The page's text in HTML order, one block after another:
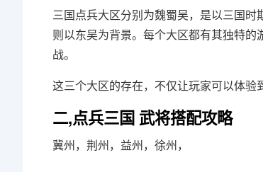
三国点兵大区分别为魏蜀吴，是以三国
则以东吴为背景。每个大区都有其独特
战。
这三个大区的存在，不仅让玩家可以体验
二,点兵三国 武将搭配攻略
冀州，荆州，益州，徐州，